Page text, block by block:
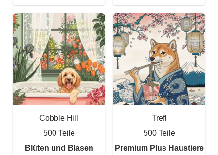
Cobble Hill
500 Teile
Blüten und Blasen
Trefl
500 Teile
Premium Plus Haustiere